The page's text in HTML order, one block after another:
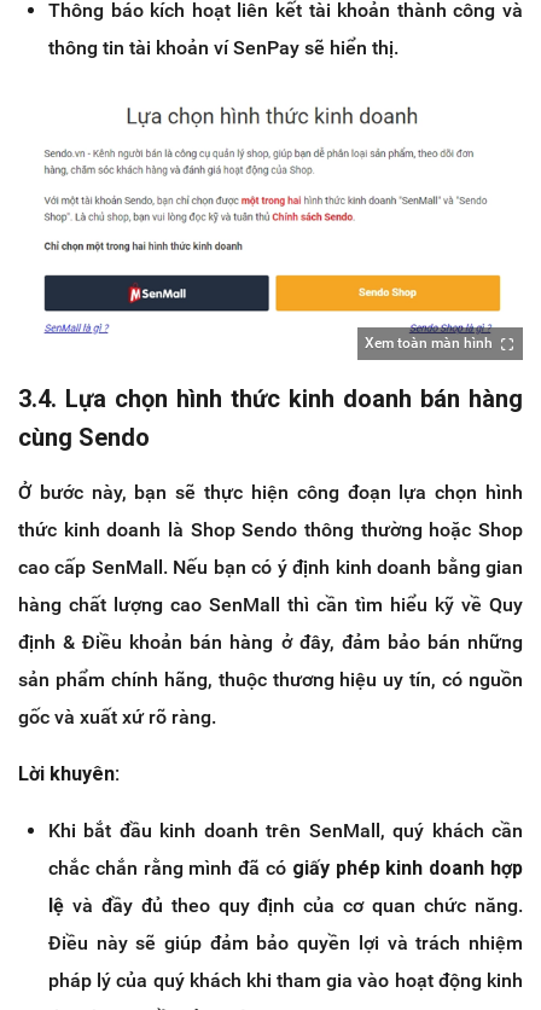
Thông báo kích hoạt liên kết tài khoản thành công và
thông tin tài khoản ví SenPay sẽ hiển thị.
Xem toàn màn hình
3.4. Lựa chọn hình thức kinh doanh bán hàng
cùng Sendo
Ở bước này, bạn sẽ thực hiện công đoạn lựa chọn hình
thức kinh doanh là Shop Sendo thông thường hoặc Shop
cao cấp SenMall. Nếu bạn có ý định kinh doanh bằng gian
hàng chất lượng cao SenMall thì cần tìm hiểu kỹ về Quy
định & Điều khoản bán hàng ở đây, đảm bảo bán những
sản phẩm chính hãng, thuộc thương hiệu uy tín, có nguồn
gốc và xuất xứ rõ ràng.
Lời khuyên:
Khi bắt đầu kinh doanh trên SenMall, quý khách cần
chắc chắn rằng mình đã có giấy phép kinh doanh hợp
lệ và đầy đủ theo quy định của cơ quan chức năng.
Điều này sẽ giúp đảm bảo quyền lợi và trách nhiệm
pháp lý của quý khách khi tham gia vào hoạt động kinh